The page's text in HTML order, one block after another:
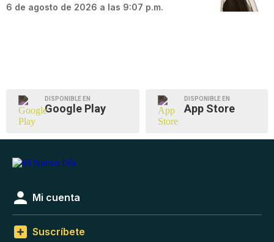
6 de agosto de 2026 a las 9:07 p.m.
DISPONIBLE EN
Google Play
DISPONIBLE EN
App Store
Mi cuenta
Suscríbete